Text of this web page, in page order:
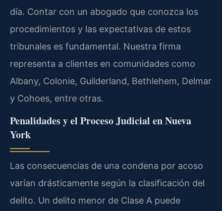
día. Contar con un abogado que conozca los
procedimientos y las expectativas de estos
tribunales es fundamental. Nuestra firma
representa a clientes en comunidades como
Albany, Colonie, Guilderland, Bethlehem, Delmar
y Cohoes, entre otras.
Penalidades y el Proceso Judicial en Nueva
York
Las consecuencias de una condena por acoso
varían drásticamente según la clasificación del
delito. Un delito menor de Clase A puede